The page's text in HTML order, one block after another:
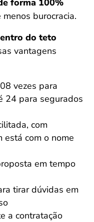
forma 100%
burocracia.
do teto
vantagens
vezes para
24 para segurados
com
com o nome
em tempo
tirar dúvidas em
a contratação